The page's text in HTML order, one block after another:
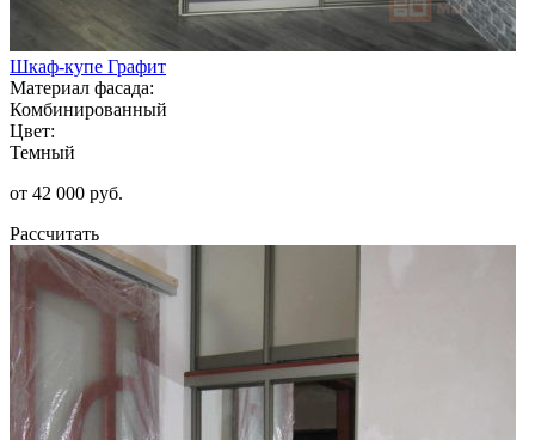
Шкаф-купе Графит
Материал фасада:
Комбинированный
Цвет:
Темный
от 42 000 руб.
Рассчитать